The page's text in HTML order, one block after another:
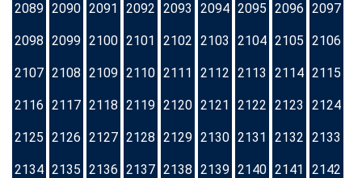
2089 2090 2091 2092 2093 2094 2095 2096 2097
2098 2099 2100 2101 2102 2103 2104 2105 2106
2107 2108 2109 2110 2111 2112 2113 2114 2115
2116 2117 2118 2119 2120 2121 2122 2123 2124
2125 2126 2127 2128 2129 2130 2131 2132 2133
2134 2135 2136 2137 2138 2139 2140 2141 2142